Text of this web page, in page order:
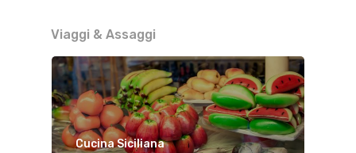
Viaggi & Assaggi
Cucina Siciliana